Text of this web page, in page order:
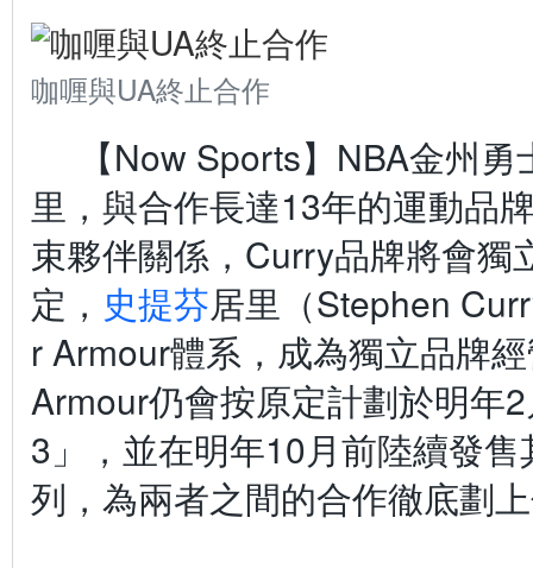
咖喱與UA終止合作
【Now Sports】NBA金州
里，與合作長達13年的運動品
束夥伴關係，Curry品牌將會獨
定， 史提芬居里（Stephen
r Armour體系，成為獨立品牌
Armour仍會按原定計劃於明年
3」，並在明年10月前陸續發
列，為兩者之間的合作徹底劃